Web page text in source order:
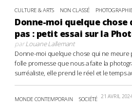
CULTURE & ARTS NON CLASSÉ
Donne-moi quelque chose
pas : petit essai sur la
parLouane Lallemant
Donne-moi quelque chose qui ne meure
folle promesse que nous a faite la
surréaliste, elle prend le réel et le temps
MONDE CONTEMPORAIN SOCIÉTÉ 21 AVRIL